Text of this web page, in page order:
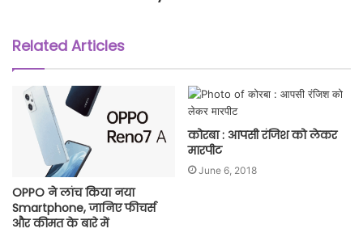
Related Articles
OPPO ने लांच किया नया
Smartphone, जानिए फीचर्स
और कीमत के बारे में
कोरबा : आपसी रंजिश को लेकर
मारपीट
June 6, 2018